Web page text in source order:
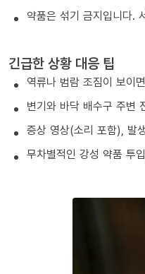
약품은 섞기 금지입니다.
긴급한 상황 대응 팁
역류나 범람 조짐이 보이
변기와 바닥 배수구 주변
증상 영상(소리 포함), 발
무차별적인 강성 약품 투